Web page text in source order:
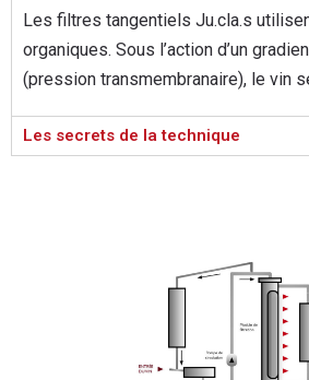
Les filtres tangentiels Ju.cla.s
organiques. Sous l’action d’un
(pression transmembranaire), le vin
Les secrets de la technique